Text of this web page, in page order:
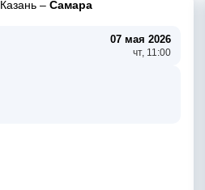
Казань – Самара
07 мая 2026
чт, 11:00